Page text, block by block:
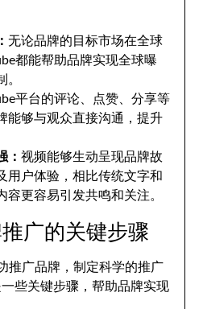
无论品牌的目标市场在全球
都能帮助品牌实现全球曝
。
平台的评论、点赞、分享等
能够与观众直接沟通，提升
：视频能够生动呈现品牌故
用户体验，相比传统文字和
容更容易引发共鸣和关注。
广的关键步骤
推广品牌，制定科学的推广
些关键步骤，帮助品牌实现